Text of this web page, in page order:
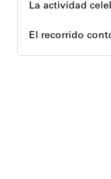
La actividad
El recorrido
Cuerpo y
Juegos
Con estas